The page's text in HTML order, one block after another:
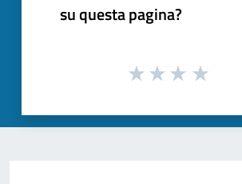
su questa pagina?